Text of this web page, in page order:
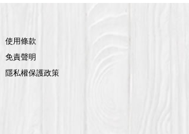
使用條款
免責聲明
隱私權保護政策